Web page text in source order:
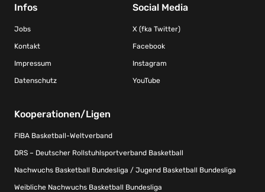
Infos
Jobs
Kontakt
Impressum
Datenschutz
Social Media
X (fka Twitter)
Facebook
Instagram
YouTube
Kooperationen/Ligen
FIBA Basketball-Weltverband
DRS – Deutscher Rollstuhlsportverband Basketball
Nachwuchs Basketball Bundesliga / Jugend Basketball Bundesliga
Weibliche Nachwuchs Basketball Bundesliga